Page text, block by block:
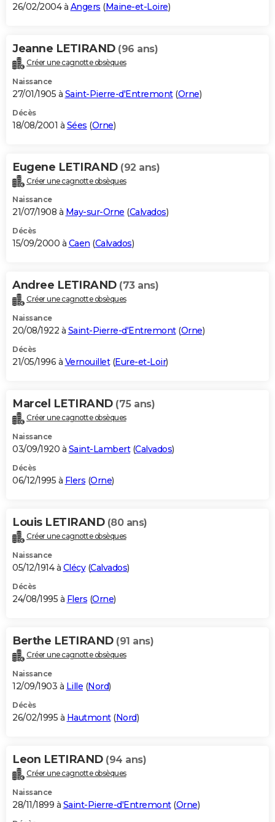
26/02/2004 à Angers (Maine-et-Loire)
Jeanne LETIRAND (96 ans)
Créer une cagnotte obsèques
Naissance
27/01/1905 à Saint-Pierre-d'Entremont(Orne)
Décès
18/08/2001 à Sées (Orne)
Eugene LETIRAND (92 ans)
Créer une cagnotte obsèques
Naissance
21/07/1908 à May-sur-Orne (Calvados)
Décès
15/09/2000 à Caen (Calvados)
Andree LETIRAND (73 ans)
Créer une cagnotte obsèques
Naissance
20/08/1922 à Saint-Pierre-d'Entremont(Orne)
Décès
21/05/1996 à Vernouillet(Eure-et-Loir)
Marcel LETIRAND (75 ans)
Créer une cagnotte obsèques
Naissance
03/09/1920 à Saint-Lambert(Calvados)
Décès
06/12/1995 à Flers (Orne)
Louis LETIRAND (80 ans)
Créer une cagnotte obsèques
Naissance
05/12/1914 à Clécy(Calvados)
Décès
24/08/1995 à Flers (Orne)
Berthe LETIRAND (91 ans)
Créer une cagnotte obsèques
Naissance
12/09/1903 à Lille (Nord)
Décès
26/02/1995 à Hautmont(Nord)
Leon LETIRAND (94 ans)
Créer une cagnotte obsèques
Naissance
28/11/1899 à Saint-Pierre-d'Entremont(Orne)